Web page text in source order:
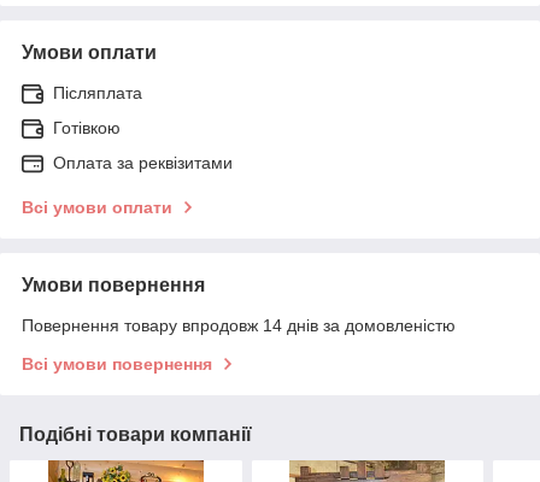
Умови оплати
Післяплата
Готівкою
Оплата за реквізитами
Всі умови оплати
Умови повернення
Повернення товару впродовж 14 днів за домовленістю
Всі умови повернення
Подібні товари компанії